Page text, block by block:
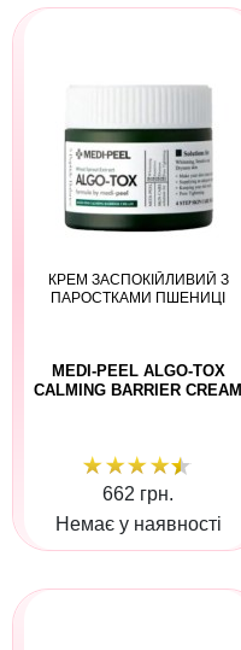
КРЕМ ЗАСПОКІЙЛИВИЙ З
ПАРОСТКАМИ ПШЕНИЦІ
MEDI-PEEL ALGO-TOX
CALMING BARRIER CREAM
662 грн.
Немає у наявності